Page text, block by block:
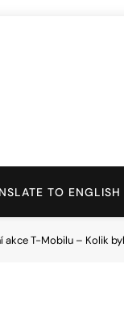
TO ENGLISH
akce T-Mobilu – Kolik